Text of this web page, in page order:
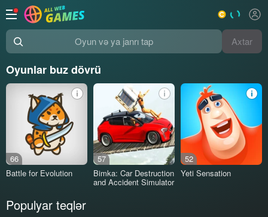
Oyun və ya janrı tap Axtar
Oyunlar buz dövrü
66
Battle for Evolution
57
Bimka: Car Destruction
and Accident Simulator
52
Yeti Sensation
Populyar teqlər